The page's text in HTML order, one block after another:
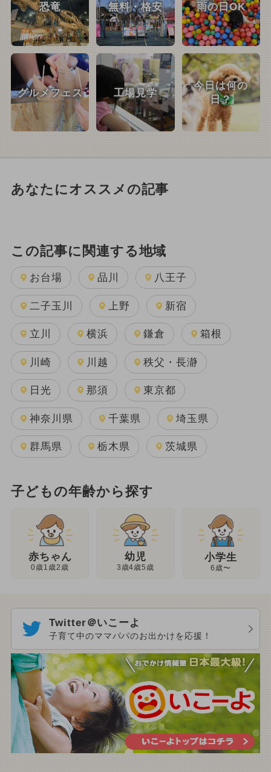
恐竜 無料・格安 雨の日OK
グルメフェス 工場見学
今日は何の
日？
あなたにオススメの記事
この記事に関連する地域
お台場 品川 八王子
二子玉川 上野 新宿
立川 横浜 鎌倉 箱根
川崎 川越 秩父・長瀞
日光 那須 東京都
神奈川県 千葉県 埼玉県
群馬県 栃木県 茨城県
子どもの年齢から探す
赤ちゃん
0歳1歳2歳
幼児
3歳4歳5歳
小学生
6歳〜
Twitter＠いこーよ
子育て中のママパパのお出かけを応援！